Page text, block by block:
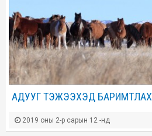
АДУУГ ТЭЖЭЭХЭД
2019 оны 2-р сарын 12 -нд